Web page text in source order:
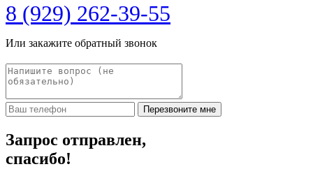
8 (929) 262-39-55
Или закажите обратный звонок
Перезвоните мне
Запрос отправлен,
спасибо!